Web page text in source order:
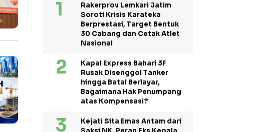
Rakerprov Lemkari Jatim
Soroti Krisis Karateka
Berprestasi, Target Bentuk
30 Cabang dan Cetak Atlet
Nasional
Kapal Express Bahari 3F
Rusak Disenggol Tanker
hingga Batal Berlayar,
Bagaimana Hak Penumpang
atas Kompensasi?
Kejati Sita Emas Antam dari